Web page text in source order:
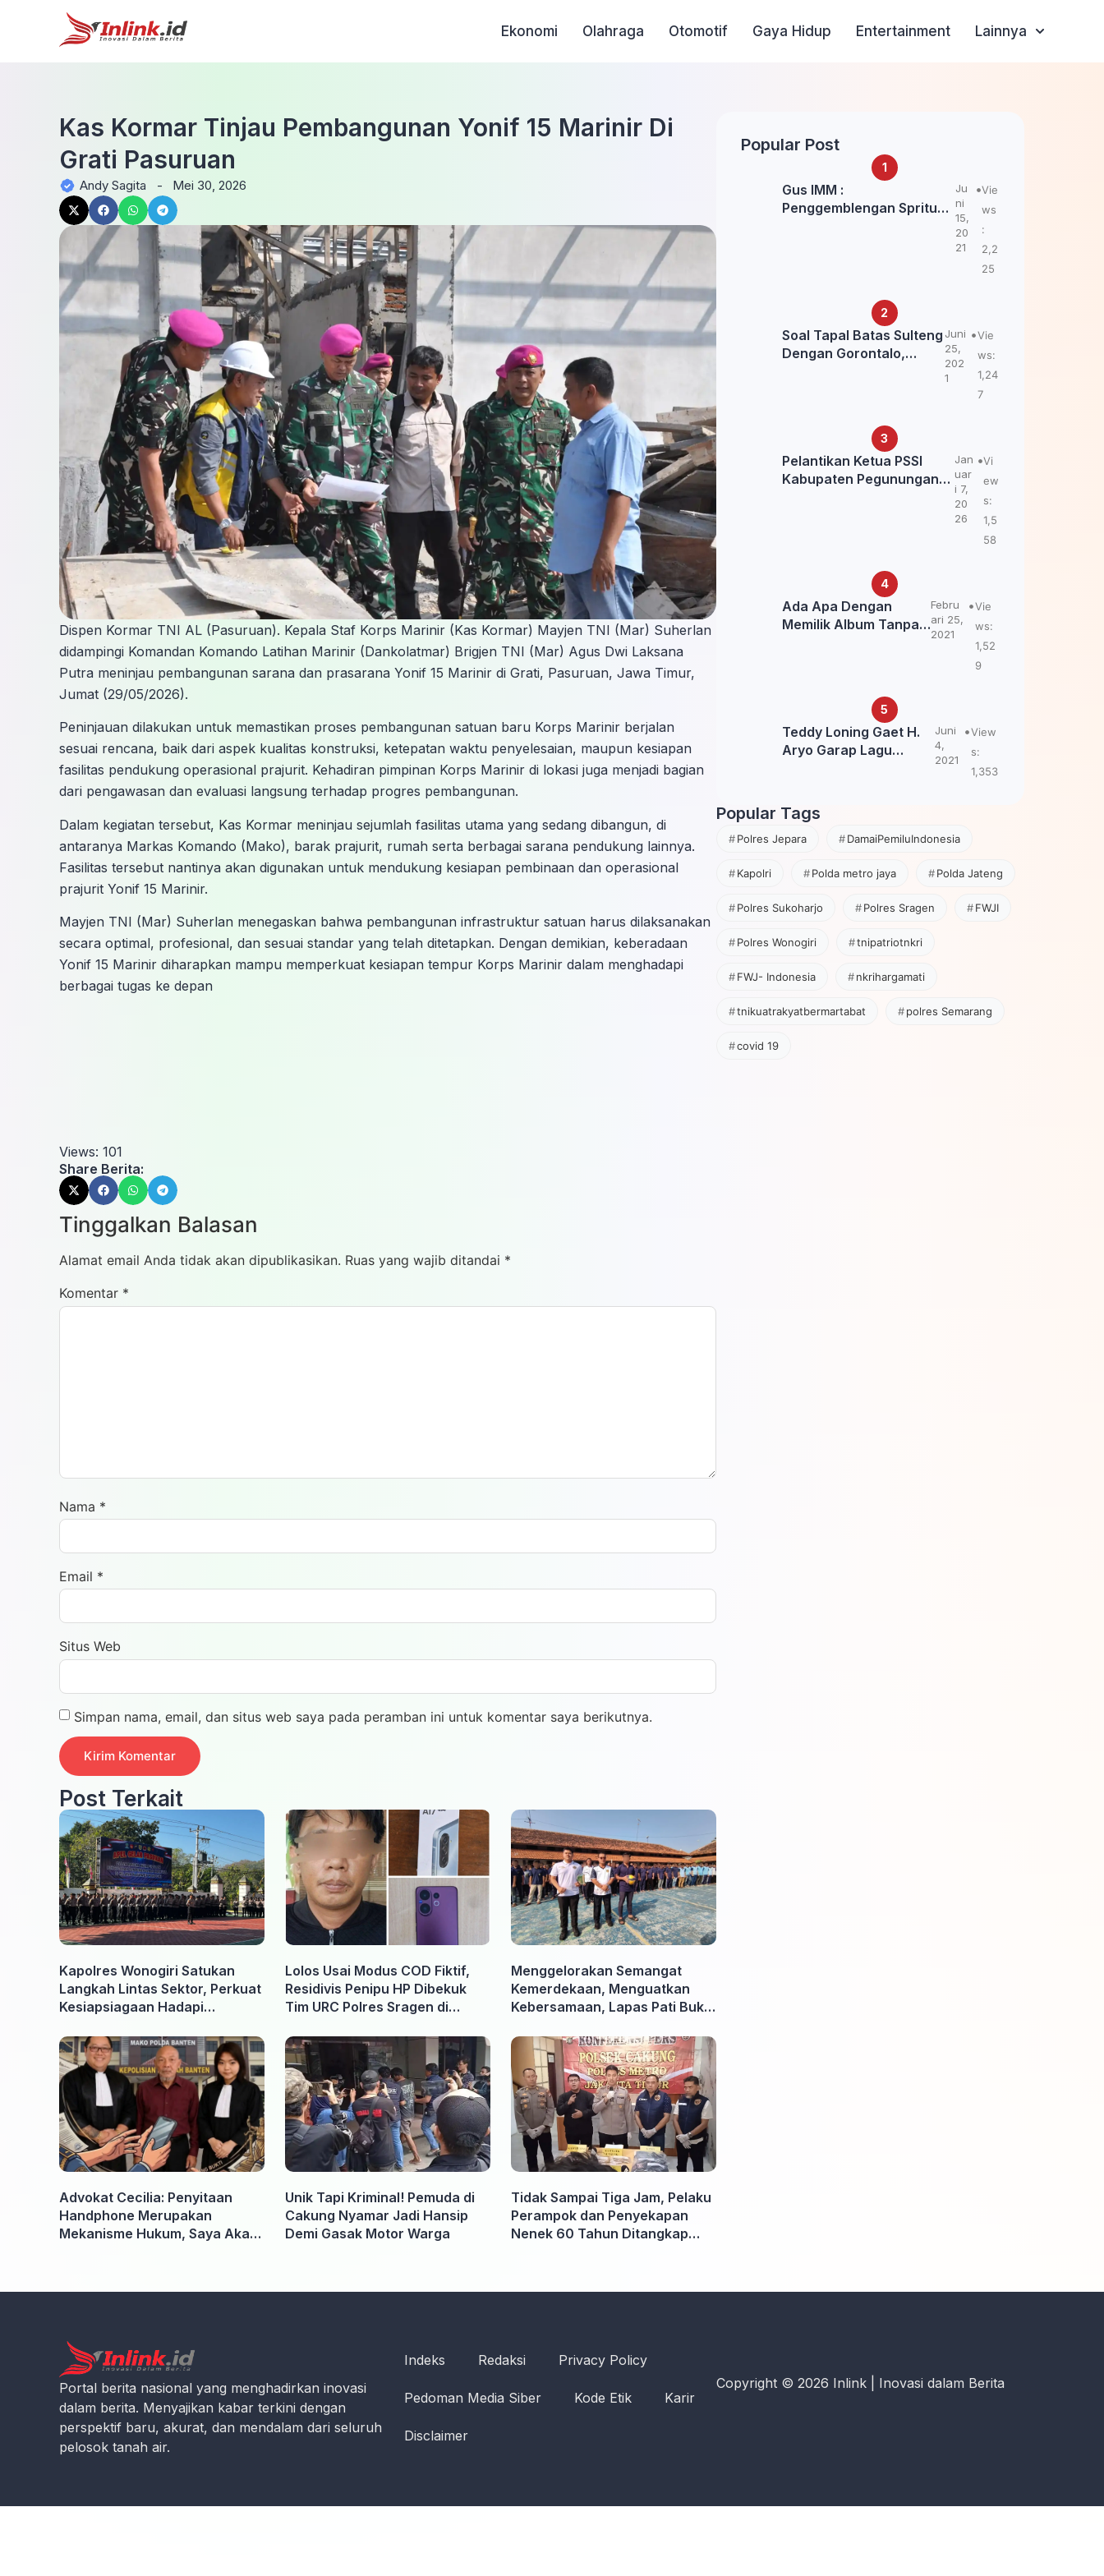
Ekonomi Olahraga Otomotif Gaya Hidup Entertainment Lainnya
Kas Kormar Tinjau Pembangunan Yonif 15 Marinir Di
Grati Pasuruan
Andy Sagita - Mei 30, 2026
Dispen Kormar TNI AL (Pasuruan). Kepala Staf Korps Marinir (Kas Kormar) Mayjen TNI (Mar) Suherlan
didampingi Komandan Komando Latihan Marinir (Dankolatmar) Brigjen TNI (Mar) Agus Dwi Laksana
Putra meninjau pembangunan sarana dan prasarana Yonif 15 Marinir di Grati, Pasuruan, Jawa Timur,
Jumat (29/05/2026).
Peninjauan dilakukan untuk memastikan proses pembangunan satuan baru Korps Marinir berjalan
sesuai rencana, baik dari aspek kualitas konstruksi, ketepatan waktu penyelesaian, maupun kesiapan
fasilitas pendukung operasional prajurit. Kehadiran pimpinan Korps Marinir di lokasi juga menjadi bagian
dari pengawasan dan evaluasi langsung terhadap progres pembangunan.
Dalam kegiatan tersebut, Kas Kormar meninjau sejumlah fasilitas utama yang sedang dibangun, di
antaranya Markas Komando (Mako), barak prajurit, rumah serta berbagai sarana pendukung lainnya.
Fasilitas tersebut nantinya akan digunakan untuk mendukung kesiapan pembinaan dan operasional
prajurit Yonif 15 Marinir.
Mayjen TNI (Mar) Suherlan menegaskan bahwa pembangunan infrastruktur satuan harus dilaksanakan
secara optimal, profesional, dan sesuai standar yang telah ditetapkan. Dengan demikian, keberadaan
Yonif 15 Marinir diharapkan mampu memperkuat kesiapan tempur Korps Marinir dalam menghadapi
berbagai tugas ke depan
Views: 101
Share Berita:
Tinggalkan Balasan
Alamat email Anda tidak akan dipublikasikan. Ruas yang wajib ditandai *
Komentar *
Nama *
Email *
Situs Web
Simpan nama, email, dan situs web saya pada peramban ini untuk komentar saya berikutnya.
Post Terkait
Kapolres Wonogiri Satukan
Langkah Lintas Sektor, Perkuat
Kesiapsiagaan Hadapi
Lolos Usai Modus COD Fiktif,
Residivis Penipu HP Dibekuk
Tim URC Polres Sragen di
Menggelorakan Semangat
Kemerdekaan, Menguatkan
Kebersamaan, Lapas Pati Buka
Warga Binaan Antusias Ikuti
Berbagai Perlombaan
Advokat Cecilia: Penyitaan
Handphone Merupakan
Mekanisme Hukum, Saya Akan
Unik Tapi Kriminal! Pemuda di
Cakung Nyamar Jadi Hansip
Demi Gasak Motor Warga
Tidak Sampai Tiga Jam, Pelaku
Perampok dan Penyekapan
Nenek 60 Tahun Ditangkap
Popular Post
Gus IMM :
Penggemblengan Spritual
Ju
ni
15,
20
21
Vie
ws
:
2,2
25
Soal Tapal Batas Sulteng
Dengan Gorontalo,
Juni
25,
202
1
Vie
ws:
1,24
7
Pelantikan Ketua PSSI
Kabupaten Pegunungan
Jan
uar
i 7,
20
26
Vi
ew
s:
1,5
58
Ada Apa Dengan
Memilik Album Tanpa
Febru
ari 25,
2021
Vie
ws:
1,52
9
Teddy Loning Gaet H.
Aryo Garap Lagu
Juni
4,
2021
View
s:
1,353
Popular Tags
Polres Jepara DamaiPemiluIndonesia
Kapolri Polda metro jaya Polda Jateng
Polres Sukoharjo Polres Sragen FWJI
Polres Wonogiri tnipatriotnkri
FWJ- Indonesia nkrihargamati
tnikuatrakyatbermartabat polres Semarang
covid 19
Portal berita nasional yang menghadirkan inovasi
dalam berita. Menyajikan kabar terkini dengan
perspektif baru, akurat, dan mendalam dari seluruh
pelosok tanah air.
Indeks Redaksi Privacy Policy
Pedoman Media Siber Kode Etik Karir
Disclaimer
Copyright © 2026 Inlink | Inovasi dalam Berita